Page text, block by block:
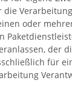
die
oder
der
für